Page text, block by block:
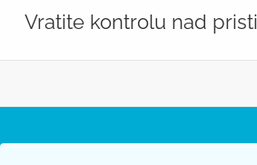
Vratite kontrolu nad